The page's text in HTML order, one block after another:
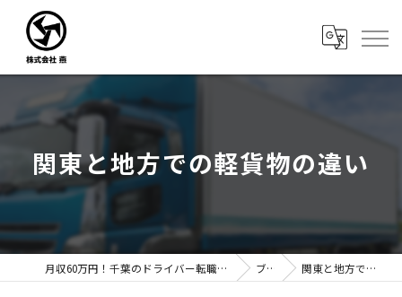
関東と地方での軽貨物の違い
月収60万円！千葉のドライバー転職なら株式会社燕｜未経験歓迎 ブログ 関東と地方での軽貨物の違い